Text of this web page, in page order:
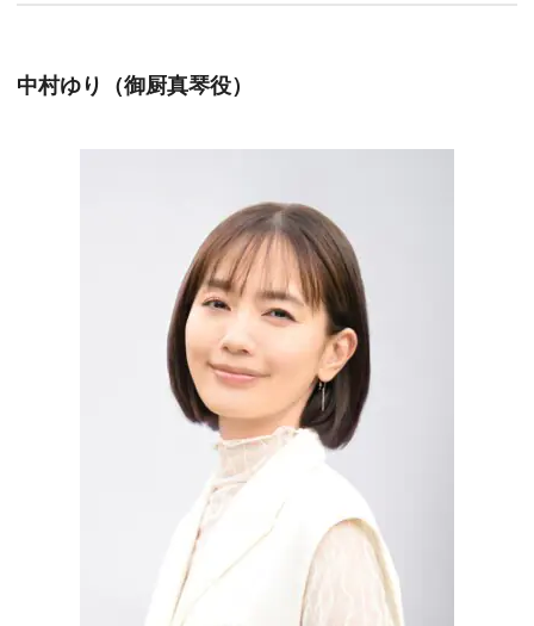
中村ゆり（御厨真琴役）